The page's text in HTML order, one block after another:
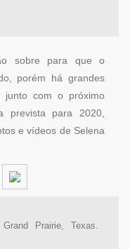
sobre para que o
porém há grandes
com o próximo
prevista para 2020,
e vídeos de Selena
Prairie, Texas.